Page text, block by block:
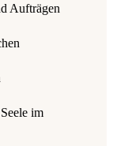
Aufträgen
im